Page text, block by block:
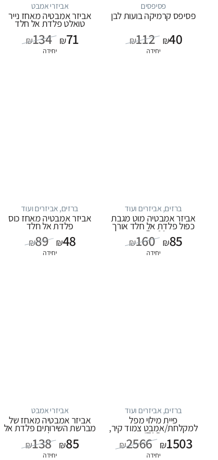
פסיפסים
פסיפס קרמיקה בועות לבן
₪112 ₪40
יחידה
אביזרי אמבט
אביזר אמבטיה מאחז נייר
טואלט פלדת אל חלד
₪134 ₪71
יחידה
ברזים, אביזרים ועוד
אביזר אמבטיה מוט מגבת
כפול פלדת אל חלד אורך
60 ס”מ
₪160 ₪85
יחידה
ברזים, אביזרים ועוד
אביזר אמבטיה מאחז כוס
פלדת אל חלד
₪89 ₪48
יחידה
ברזים, אביזרים ועוד
פיית מילוי מפל
למקלחת/אמבט צמוד קיר,
סדרה ITAP: כרום
₪2566 ₪1503
יחידה
אביזרי אמבט
אביזר אמבטיה מאחז של
מברשת השירותים פלדת אל
חלד
₪138 ₪85
יחידה